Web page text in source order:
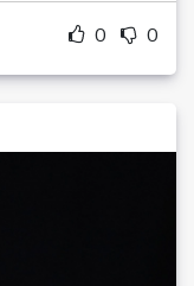
0 0